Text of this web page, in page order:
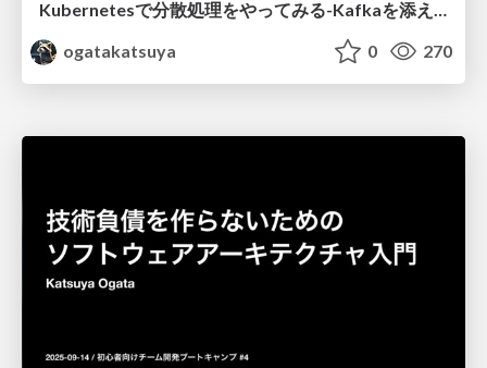
Kubernetesで分散処理をやってみる-Kafkaを添えて-
ogatakatsuya
0 270